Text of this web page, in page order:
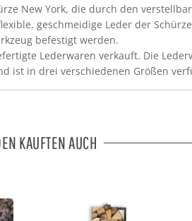
New York, die durch den
geschmeidige Leder der
befestigt werden.
Lederwaren verkauft. Die
ist in drei verschiedenen Größen
KAUFTEN AUCH